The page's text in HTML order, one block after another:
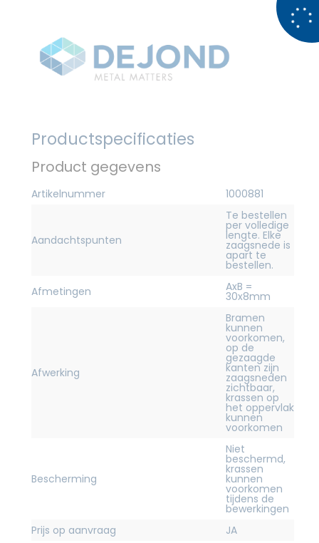
Productspecificaties
Product gegevens
Artikelnummer 1000881
Aandachtspunten
Te bestellen
per volledige
lengte. Elke
zaagsnede is
apart te
bestellen.
Afmetingen
AxB =
30x8mm
Afwerking
Bramen
kunnen
voorkomen,
op de
gezaagde
kanten zijn
zaagsneden
zichtbaar,
krassen op
het oppervlak
kunnen
voorkomen
Bescherming
Niet
beschermd,
krassen
kunnen
voorkomen
tijdens de
bewerkingen
Prijs op aanvraag
JA